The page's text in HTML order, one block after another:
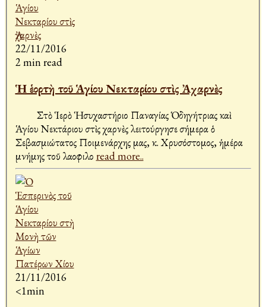
22/11/2016
2 min read
Ἡ ἑορτὴ τοῦ Ἁγίου Νεκταρίου στὶς Ἀχαρνὲς
Στὸ Ἱερὸ Ἡσυχαστήριο Παναγίας Ὁδηγήτριας καὶ
Ἁγίου Νεκτάριου στὶς Ἀχαρνὲς λειτούργησε σήμερα ὁ
Σεβασμιώτατος Ποιμενάρχης μας, κ. Χρυσόστομος, ἡμέρα
μνήμης τοῦ λαοφιλο read more..
21/11/2016
<1min